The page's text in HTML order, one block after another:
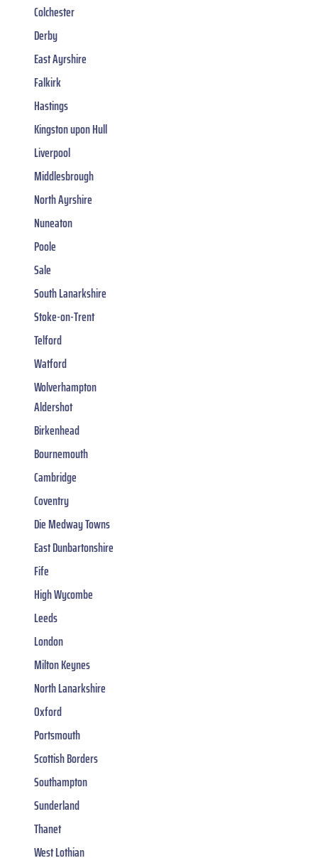
Colchester
Derby
East Ayrshire
Falkirk
Hastings
Kingston upon Hull
Liverpool
Middlesbrough
North Ayrshire
Nuneaton
Poole
Sale
South Lanarkshire
Stoke-on-Trent
Telford
Watford
Wolverhampton
Aldershot
Birkenhead
Bournemouth
Cambridge
Coventry
Die Medway Towns
East Dunbartonshire
Fife
High Wycombe
Leeds
London
Milton Keynes
North Lanarkshire
Oxford
Portsmouth
Scottish Borders
Southampton
Sunderland
Thanet
West Lothian